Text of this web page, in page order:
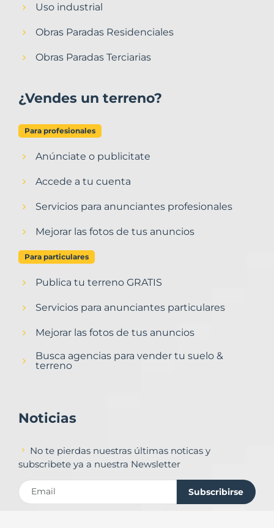
Uso industrial
Obras Paradas Residenciales
Obras Paradas Terciarias
¿Vendes un terreno?
Para profesionales
Anúnciate o publicitate
Accede a tu cuenta
Servicios para anunciantes profesionales
Mejorar las fotos de tus anuncios
Para particulares
Publica tu terreno GRATIS
Servicios para anunciantes particulares
Mejorar las fotos de tus anuncios
Busca agencias para vender tu suelo &
terreno
Noticias
No te pierdas nuestras últimas noticas y
subscribete ya a nuestra Newsletter
Subscribirse